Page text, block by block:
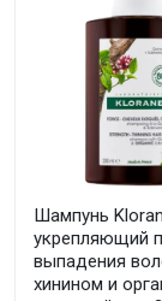
Шампунь
укрепляющий
выпадения
хинином и